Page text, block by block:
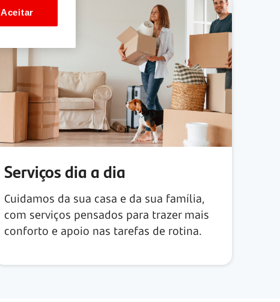
Serviços dia a dia
Cuidamos da sua casa e da sua família,
com serviços pensados para trazer mais
conforto e apoio nas tarefas de rotina.
Aceitar